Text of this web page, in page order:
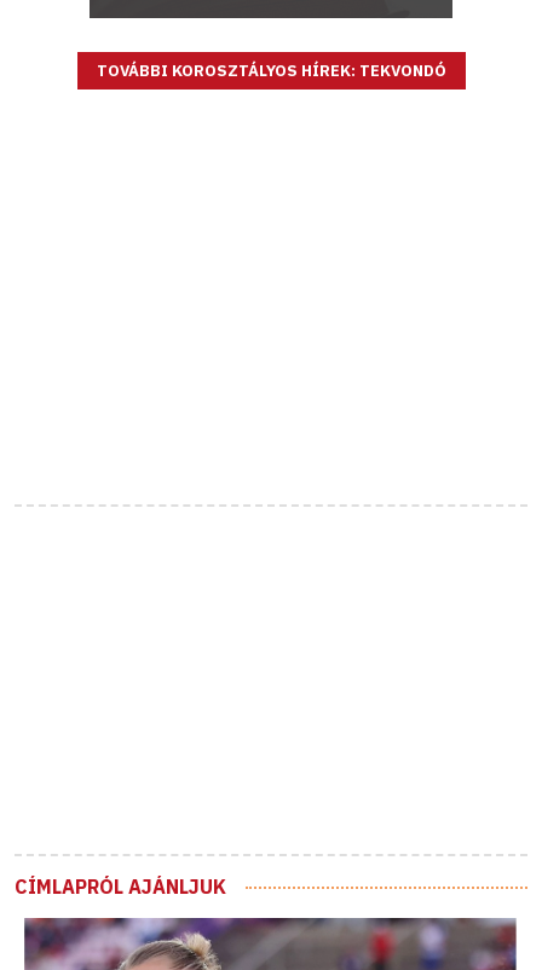
TOVÁBBI KOROSZTÁLYOS HÍREK: TEKVONDÓ
CÍMLAPRÓL AJÁNLJUK